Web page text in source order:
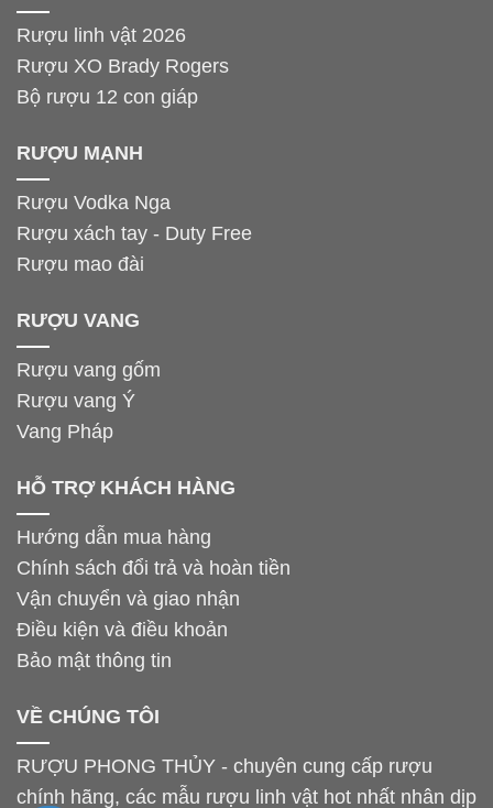
Rượu linh vật 2026
Rượu XO Brady Rogers
Bộ rượu 12 con giáp
RƯỢU MẠNH
Rượu Vodka Nga
Rượu xách tay - Duty Free
Rượu mao đài
RƯỢU VANG
Rượu vang gốm
Rượu vang Ý
Vang Pháp
HỖ TRỢ KHÁCH HÀNG
Hướng dẫn mua hàng
Chính sách đổi trả và hoàn tiền
Vận chuyển và giao nhận
Điều kiện và điều khoản
Bảo mật thông tin
VỀ CHÚNG TÔI
RƯỢU PHONG THỦY - chuyên cung cấp rượu
chính hãng, các mẫu rượu linh vật hot nhất nhân dịp